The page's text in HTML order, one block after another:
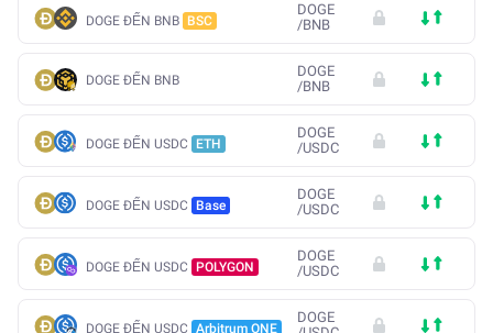
DOGE ĐẾN BNB BSC
DOGE
/BNB
DOGE ĐẾN BNB
DOGE
/BNB
DOGE ĐẾN USDC ETH
DOGE
/USDC
DOGE ĐẾN USDC Base
DOGE
/USDC
DOGE ĐẾN USDC POLYGON
DOGE
/USDC
DOGE ĐẾN USDC Arbitrum ONE
DOGE